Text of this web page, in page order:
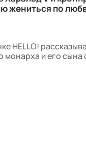
жениться по
HELLO!
монарха и его сына